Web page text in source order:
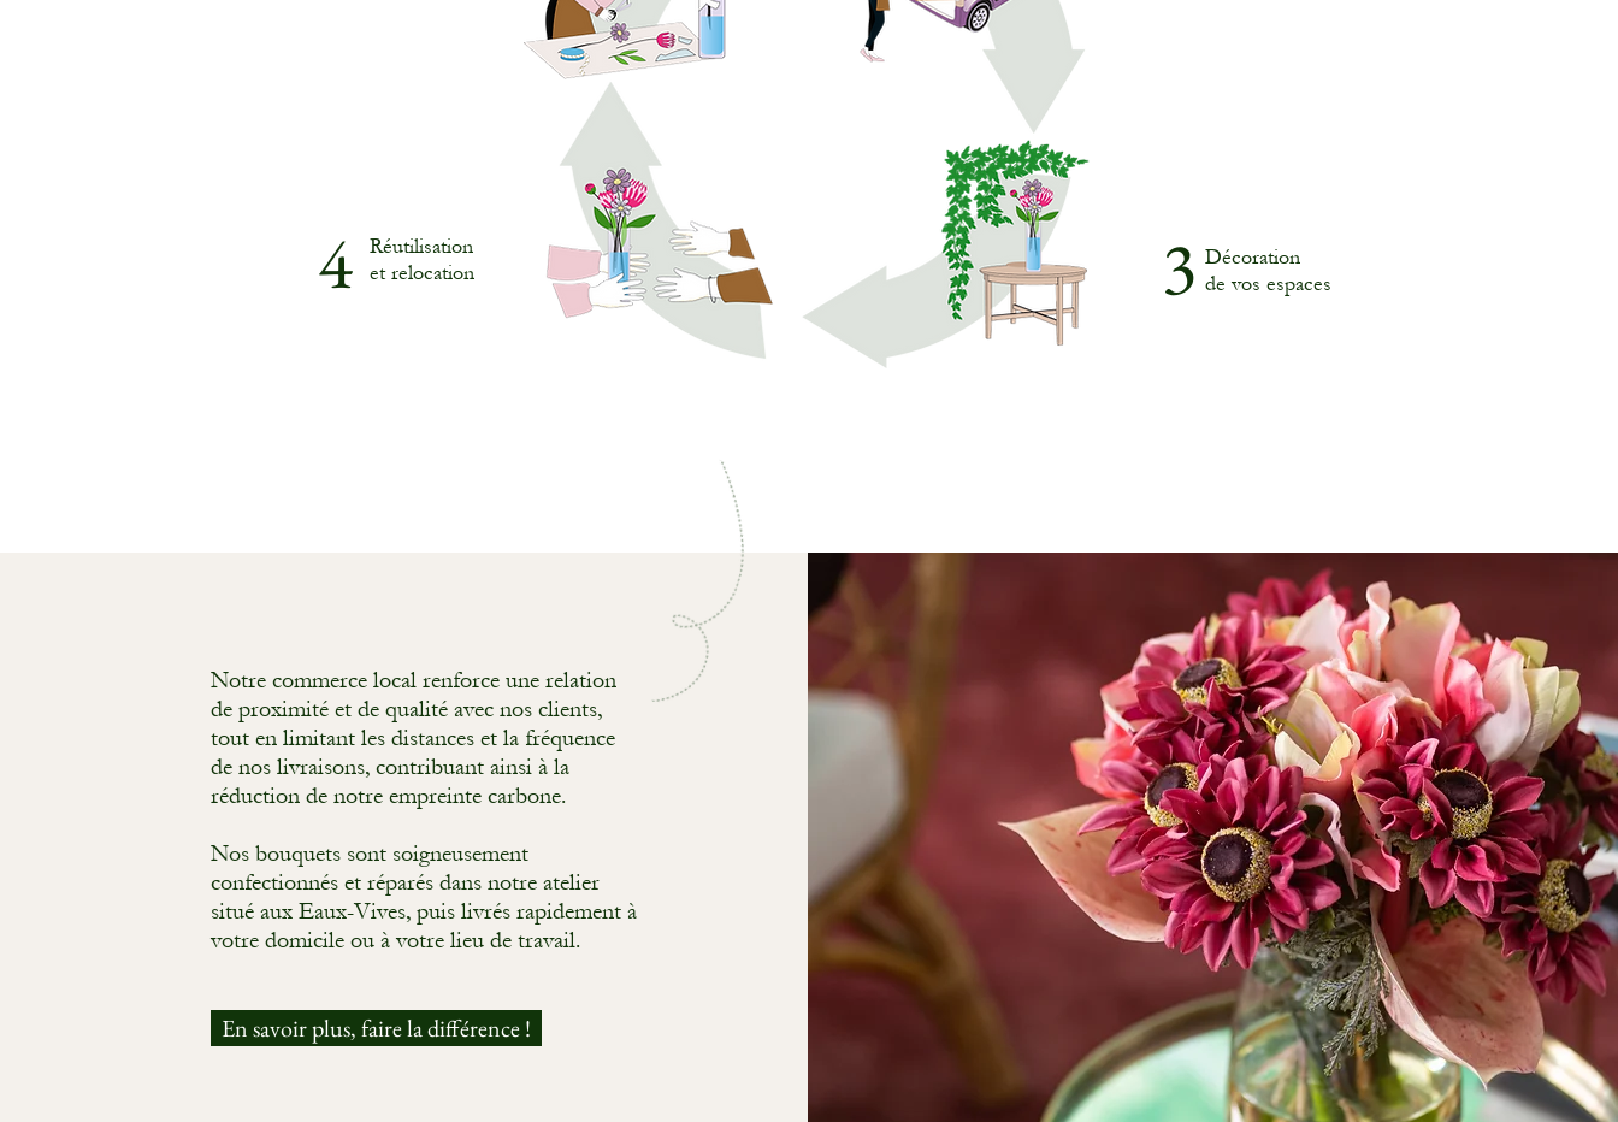
4
Réutilisation
et relocation
3 Décoration
de vos espaces
Notre commerce local renforce une relation
de proximité et de qualité avec nos clients,
tout en limitant les distances et la fréquence
de nos livraisons, contribuant ainsi à la
réduction de notre empreinte carbone.
Nos bouquets sont soigneusement
confectionnés et réparés dans notre atelier
situé aux Eaux-Vives, puis livrés rapidement à
votre domicile ou à votre lieu de travail.
En savoir plus, faire la différence !